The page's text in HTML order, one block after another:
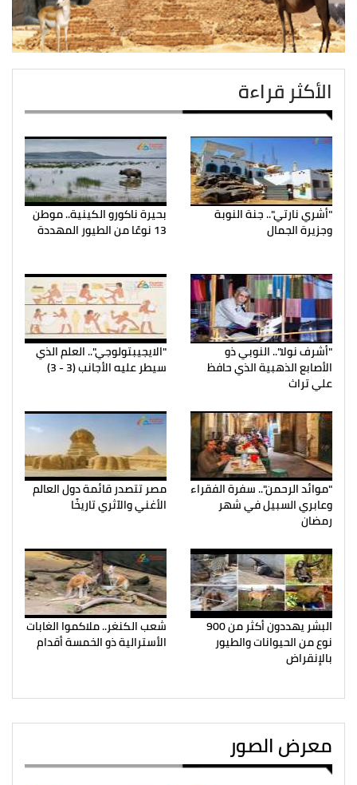
الأكثر قراءة
"أشري نارتي".. جنة النوبة
وجزيرة الجمال
بحيرة ناكورو الكينية.. موطن
13 نوعًا من الطيور المهددة
"أشرف نولا".. النوبي ذو
الأصابع الذهبية الذي حافظ
علي تراث
"الايجيبتولوجي".. العلم الذي
سيطر عليه الأجانب (3 - 3)
"موائد الرحمن".. سفرة الفقراء
وعابري السبيل في شهر
رمضان
مصر تتصدر قائمة دول العالم
الأغني والآثري تاريخًا
البشر يهددون أكثر من 900
نوع من الحيوانات والطيور
بالإنقراض
شعب الكنغر.. ملاكموا الغابات
الأسترالية ذو الخمسة أقدام
معرض الصور